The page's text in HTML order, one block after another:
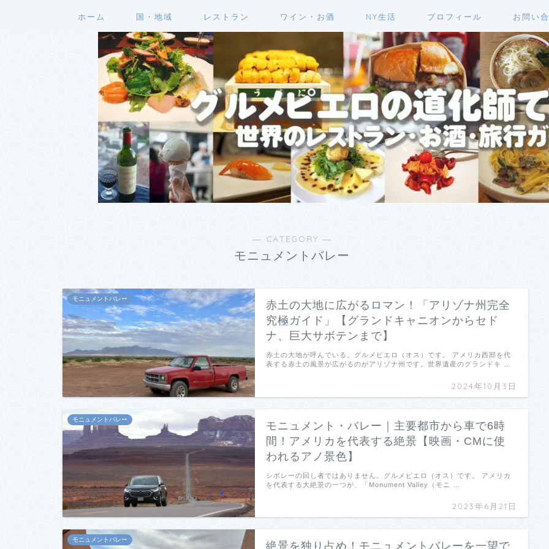
ホーム 国・地域 レストラン ワイン・お酒 NY生活 プロフィール お問い
― CATEGORY ―
モニュメントバレー
モニュメントバレー
赤土の大地に広がるロマン！「アリゾナ州完全
究極ガイド」【グランドキャニオンからセド
ナ、巨大サボテンまで】
2024年10月3日
赤土の大地が呼んでいる。グルメピエロ（オス）です。 アメリカ西部を代
表する赤土の風景が広がるのがアリゾナ州です。世界遺産のグランドキ …
モニュメントバレー
モニュメント・バレー｜主要都市から車で6時
間！アメリカを代表する絶景【映画・CMに使
われるアノ景色】
2023年6月21日
シボレーの回し者ではありません。グルメピエロ（オス）です。 アメリカ
を代表する大絶景の一つが、「Monument Valley（モニ …
モニュメントバレー
絶景を独り占め！モニュメントバレーを一望で